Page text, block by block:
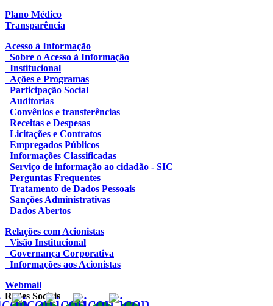
Plano Médico
Transparência
Acesso à Informação
Sobre o Acesso à Informação
Institucional
Ações e Programas
Participação Social
Auditorias
Convênios e transferências
Receitas e Despesas
Licitações e Contratos
Empregados Públicos
Informações Classificadas
Serviço de informação ao cidadão - SIC
Perguntas Frequentes
Tratamento de Dados Pessoais
Sanções Administrativas
Dados Abertos
Relações com Acionistas
Visão Institucional
Governança Corporativa
Informações aos Acionistas
Webmail
Redes Sociais